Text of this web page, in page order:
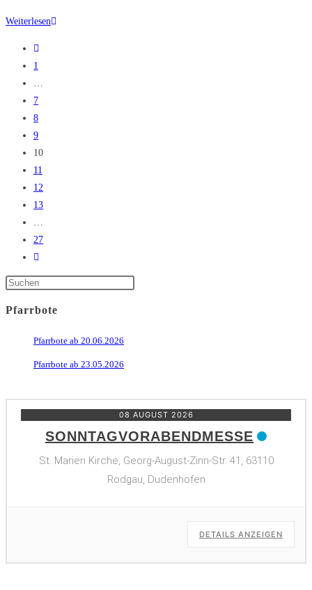
WeiterlesenHeilige
Zur
vorherigen
1
7
8
9
10
11
12
13
27
Zur
nächsten
Seite
Press
Escape
Pfarrbote
Pfarrbote ab 20.06.2026
Pfarrbote ab 23.05.2026
08 AUGUST 2026
SONNTAGVORABENDMESSE
St. Marien Kirche, Georg-August-Zinn-Str. 41, 63110
Rodgau, Dudenhofen
DETAILS ANZEIGEN